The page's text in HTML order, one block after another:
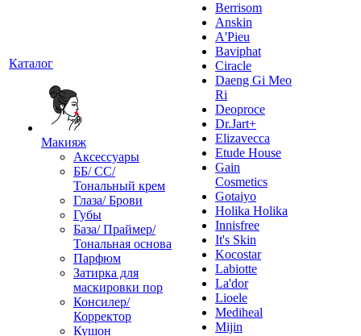
Каталог
Макияж
Аксессуары
ББ/ СС/
Тональный крем
Глаза/ Брови
Губы
База/ Праймер/
Тональная основа
Парфюм
Затирка для
маскировки пор
Консилер/
Корректор
Кушон
Berrisom
Anskin
A'Pieu
Baviphat
Ciracle
Daeng Gi Meo
Ri
Deoproce
Dr.Jart+
Elizavecca
Etude House
Gain
Cosmetics
Gotaiyo
Holika Holika
Innisfree
It's Skin
Kocostar
Labiotte
La'dor
Lioele
Mediheal
Mijin